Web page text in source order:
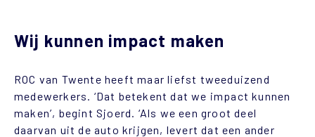
Wij kunnen impact maken
ROC van Twente heeft maar liefst tweeduizend
medewerkers. ‘Dat betekent dat we impact kunnen
maken’, begint Sjoerd. ‘Als we een groot deel
daarvan uit de auto krijgen, levert dat een ander